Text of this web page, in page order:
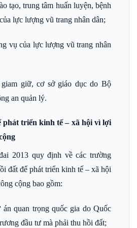
tạo, trung tâm huấn luyện, bệnh
lực lượng vũ trang nhân dân;
vụ của lực lượng vũ trang nhân
giữ, cơ sở giáo dục do Bộ
an quản lý.
phát triển kinh tế – xã hội vì lợi
2013 quy định về các trường
đất để phát triển kinh tế – xã hội
cộng bao gồm:
quan trọng quốc gia do Quốc
đầu tư mà phải thu hồi đất;